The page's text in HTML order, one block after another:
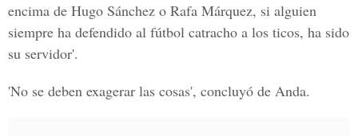
encima de Hugo Sánchez o Rafa Márquez, si alguien
siempre ha defendido al fútbol catracho a los ticos, ha sido
su servidor'.
'No se deben exagerar las cosas', concluyó de Anda.